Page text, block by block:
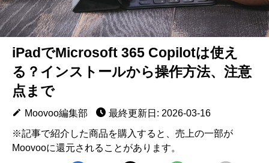
iPadでMicrosoft 365 Copilotは使え
る？インストールから操作方法、注意
点まで
Moovoo編集部
最終更新日: 2026-03-16
※記事で紹介した商品を購入すると、売上の一部が
Moovooに還元されることがあります。